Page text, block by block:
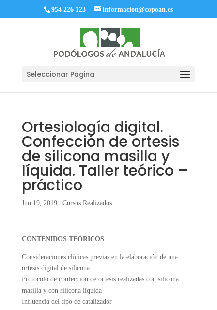
954 226 123 informacion@copoan.es
Seleccionar Página
Ortesiología digital.
Confección de ortesis
de silicona masilla y
líquida. Taller teórico –
práctico
Jun 19, 2019| Cursos Realizados
CONTENIDOS TEÓRICOS
Consideraciones clínicas previas en la elaboración de una
ortesis digital de silicona
Protocolo de confección de ortesis realizadas con silicona
masilla y con silicona líquida
Influencia del tipo de catalizador